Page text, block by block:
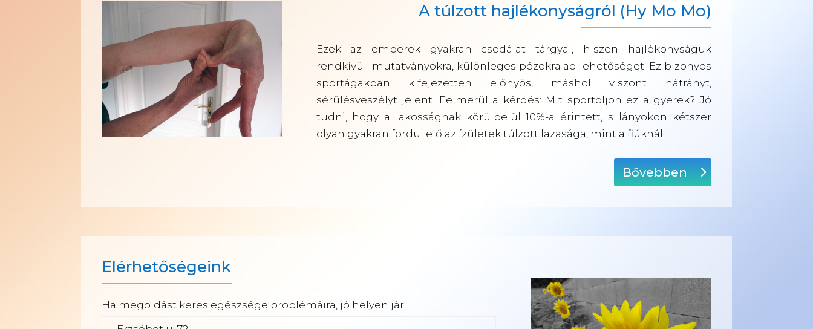
A túlzott hajlékonyságról (Hy Mo Mo)
Ezek az emberek gyakran csodálat tárgyai, hiszen hajlékonyságuk
rendkívüli mutatványokra, különleges pózokra ad lehetőséget. Ez bizonyos
sportágakban kifejezetten előnyös, máshol viszont hátrányt,
sérülésveszélyt jelent. Felmerül a kérdés: Mit sportoljon ez a gyerek? Jó
tudni, hogy a lakosságnak körülbelül 10%-a érintett, s lányokon kétszer
olyan gyakran fordul elő az ízületek túlzott lazasága, mint a fiúknál.
Bővebben
Elérhetőségeink
Ha megoldást keres egészsége problémáira, jó helyen jár…